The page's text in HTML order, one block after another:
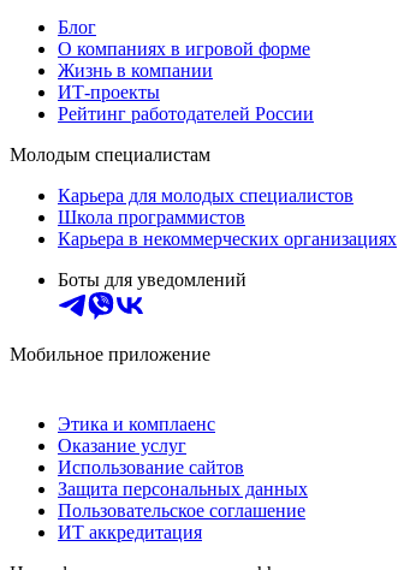
Блог
О компаниях в игровой форме
Жизнь в компании
ИТ-проекты
Рейтинг работодателей России
Молодым специалистам
Карьера для молодых специалистов
Школа программистов
Карьера в некоммерческих организациях
Боты для уведомлений
Мобильное приложение
Этика и комплаенс
Оказание услуг
Использование сайтов
Защита персональных данных
Пользовательское соглашение
ИТ аккредитация